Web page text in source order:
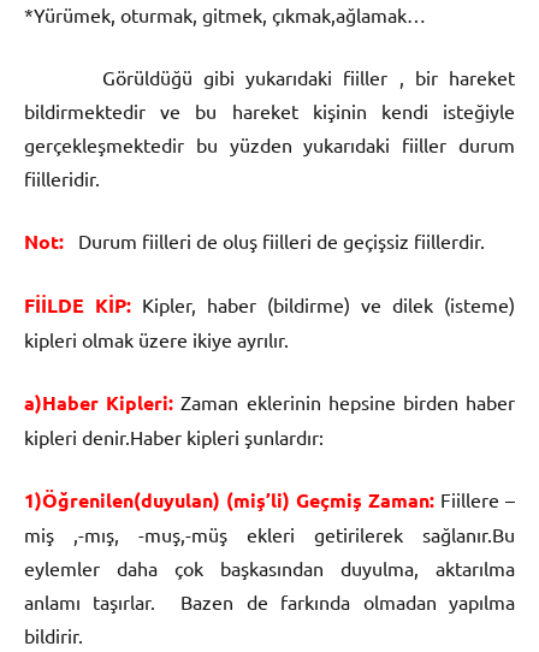
*Yürümek, oturmak, gitmek, çıkmak,ağlamak…
Görüldüğü gibi yukarıdaki fiiller , bir hareket
bildirmektedir ve bu hareket kişinin kendi isteğiyle
gerçekleşmektedir bu yüzden yukarıdaki fiiller durum
fiilleridir.
Not: Durum fiilleri de oluş fiilleri de geçişsiz fiillerdir.
FİİLDE KİP: Kipler, haber (bildirme) ve dilek (isteme)
kipleri olmak üzere ikiye ayrılır.
a)Haber Kipleri: Zaman eklerinin hepsine birden haber
kipleri denir.Haber kipleri şunlardır:
1)Öğrenilen(duyulan) (miş’li) Geçmiş Zaman: Fiillere –
miş ,-mış, -muş,-müş ekleri getirilerek sağlanır.Bu
eylemler daha çok başkasından duyulma, aktarılma
anlamı taşırlar. Bazen de farkında olmadan yapılma
bildirir.